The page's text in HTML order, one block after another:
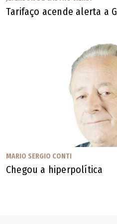
que "a mais louca das ilusões
homem não terá ilusões", e
Seu tempo passou e a morte
"600 mil cadáveres por ano,
de cuidados paliativos".
das "Memórias de Além-
cenários de amanhã não me
pintores: é com vocês,
respeito a você.
Tarifaço acende alerta a
MARIO SERGIO CONTI
Chegou a hiperpolítica